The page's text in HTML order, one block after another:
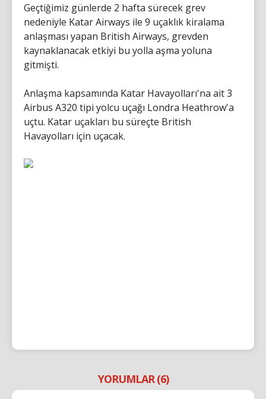
Geçtiğimiz günlerde 2 hafta sürecek grev
nedeniyle Katar Airways ile 9 uçaklık kiralama
anlaşması yapan British Airways, grevden
kaynaklanacak etkiyi bu yolla aşma yoluna
gitmişti.
Anlaşma kapsamında Katar Havayolları'na ait 3
Airbus A320 tipi yolcu uçağı Londra Heathrow'a
uçtu. Katar uçakları bu süreçte British
Havayolları için uçacak.
YORUMLAR (6)